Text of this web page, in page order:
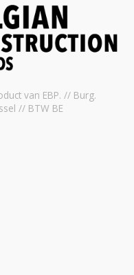
van EBP. // Burg.
// BTW BE